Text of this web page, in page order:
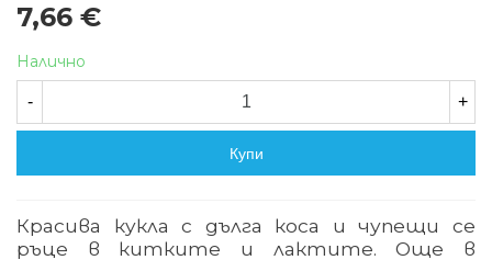
7,66 €
Налично
- +
Купи
Красива кукла с дълга коса и чупещи се
ръце в китките и лактите. Още в